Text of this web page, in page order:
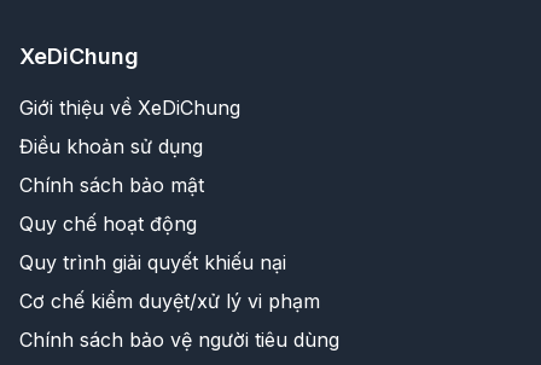
XeDiChung
Giới thiệu về XeDiChung
Điều khoản sử dụng
Chính sách bảo mật
Quy chế hoạt động
Quy trình giải quyết khiếu nại
Cơ chế kiểm duyệt/xử lý vi phạm
Chính sách bảo vệ người tiêu dùng